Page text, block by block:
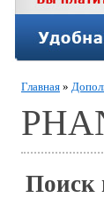
Главная »
Поиск